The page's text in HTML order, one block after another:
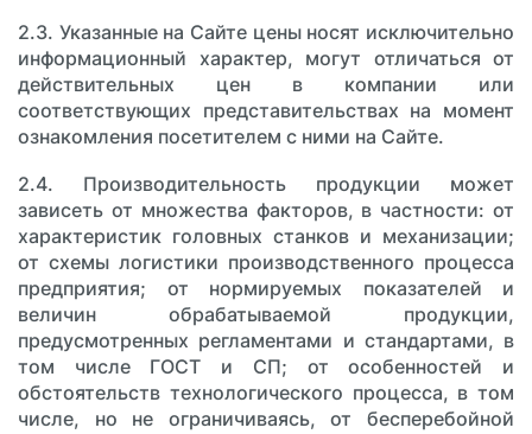
2.3. Указанные на Сайте цены носят исключительно
информационный характер, могут отличаться от
действительных цен в компании или
соответствующих представительствах на момент
ознакомления посетителем с ними на Сайте.
2.4. Производительность продукции может
зависеть от множества факторов, в частности: от
характеристик головных станков и механизации;
от схемы логистики производственного процесса
предприятия; от нормируемых показателей и
величин обрабатываемой продукции,
предусмотренных регламентами и стандартами, в
том числе ГОСТ и СП; от особенностей и
обстоятельств технологического процесса, в том
числе, но не ограничиваясь, от бесперебойной